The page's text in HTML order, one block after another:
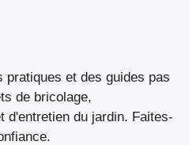
pratiques et des guides pas
de bricolage,
d'entretien du jardin. Faites-